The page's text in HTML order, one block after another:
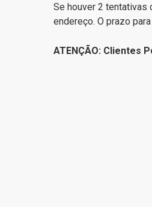
Se houver 2 tentativas
endereço. O prazo
ATENÇÃO: Clientes